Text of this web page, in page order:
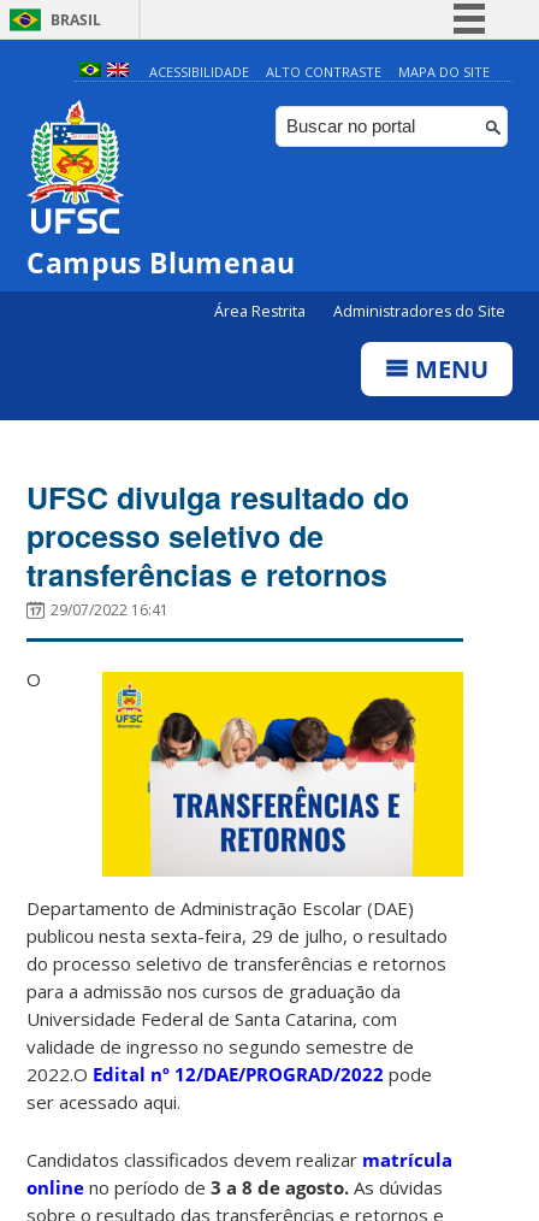
BRASIL
Simplifique!
Comunica BR
Participe
ACESSIBILIDADE ALTO CONTRASTE MAPA DO SITE
Campus Blumenau
Área Restrita Administradores do Site
MENU
UFSC divulga resultado do
processo seletivo de
transferências e retornos
29/07/2022 16:41
O
Departamento de Administração Escolar (DAE)
publicou nesta sexta-feira, 29 de julho, o resultado
do processo seletivo de transferências e retornos
para a admissão nos cursos de graduação da
Universidade Federal de Santa Catarina, com
validade de ingresso no segundo semestre de
2022.O Edital nº 12/DAE/PROGRAD/2022 pode
ser acessado aqui.
Candidatos classificados devem realizar matrícula
online no período de3 a 8 de agosto.As dúvidas
sobre o resultado das transferências e retornos e